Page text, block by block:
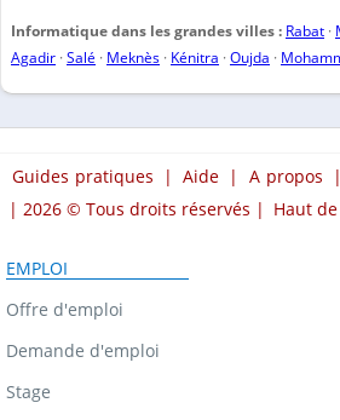
Informatique dans les grandes villes : Rabat ·
Agadir ·Salé · Meknès · Kénitra ·Oujda ·
Guides pratiques | Aide | A propos |
| 2026 © Tous droits réservés | Haut
EMPLOI
Offre d'emploi
Demande d'emploi
Stage